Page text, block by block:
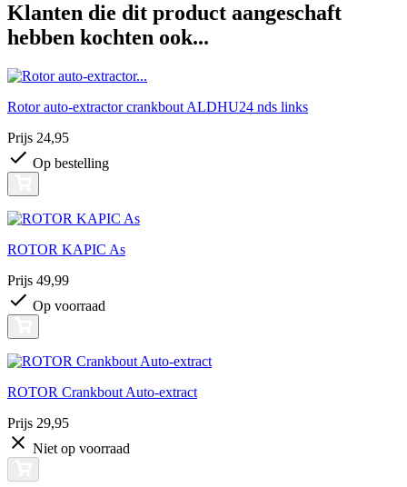
Klanten die dit product aangeschaft
hebben kochten ook...
Rotor auto-extractor crankbout ALDHU24 nds links
Prijs 24,95
Op bestelling
ROTOR KAPIC As
Prijs 49,99
Op voorraad
ROTOR Crankbout Auto-extract
Prijs 29,95
Niet op voorraad